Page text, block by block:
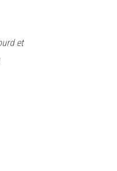
et